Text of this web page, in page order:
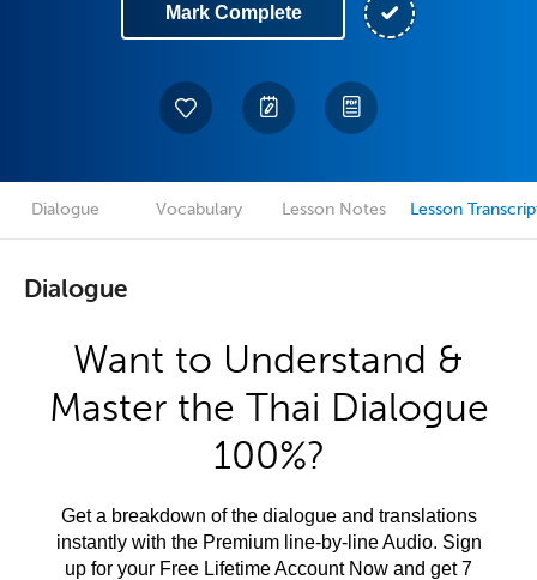
Mark Complete
Dialogue Vocabulary Lesson Notes Lesson
Dialogue
Want to Understand &
Master the Thai Dialogue
100%?
Get a breakdown of the dialogue and translations
instantly with the Premium line-by-line Audio. Sign
up for your Free Lifetime Account Now and get 7